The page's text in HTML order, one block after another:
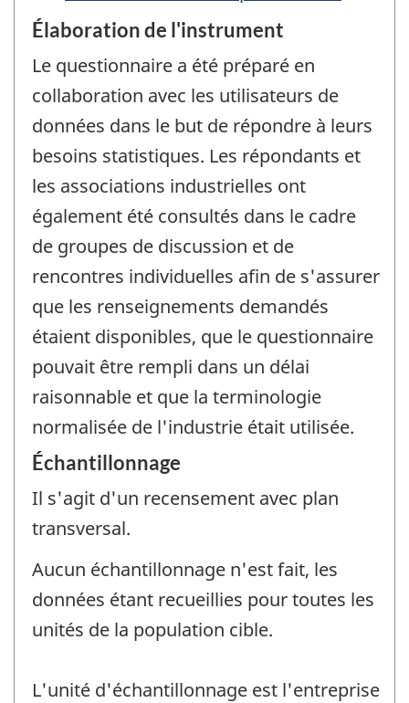
Élaboration de l'instrument
Le questionnaire a été préparé en
collaboration avec les utilisateurs de
données dans le but de répondre à leurs
besoins statistiques. Les répondants et
les associations industrielles ont
également été consultés dans le cadre
de groupes de discussion et de
rencontres individuelles afin de s'assurer
que les renseignements demandés
étaient disponibles, que le questionnaire
pouvait être rempli dans un délai
raisonnable et que la terminologie
normalisée de l'industrie était utilisée.
Échantillonnage
Il s'agit d'un recensement avec plan
transversal.
Aucun échantillonnage n'est fait, les
données étant recueillies pour toutes les
unités de la population cible.
L'unité d'échantillonnage est l'entreprise